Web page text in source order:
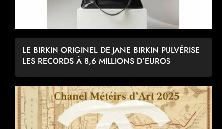
LE BIRKIN ORIGINEL DE JANE BIRKIN PULVÉRISE
LES RECORDS À 8,6 MILLIONS D’EUROS